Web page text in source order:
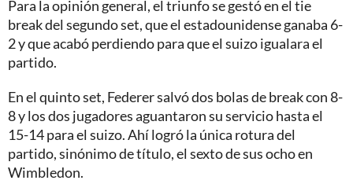
Para la opinión general, el triunfo se gestó en el tie
break del segundo set, que el estadounidense ganaba 6-
2 y que acabó perdiendo para que el suizo igualara el
partido.
En el quinto set, Federer salvó dos bolas de break con 8-
8 y los dos jugadores aguantaron su servicio hasta el
15-14 para el suizo. Ahí logró la única rotura del
partido, sinónimo de título, el sexto de sus ocho en
Wimbledon.